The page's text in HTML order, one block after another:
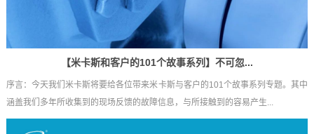
【米卡斯和客户的101个故事系列】不可忽...
序言：今天我们米卡斯将要给各位带来米卡斯与客户的101个故事系列专题。其中
涵盖我们多年所收集到的现场反馈的故障信息，与所接触到的容易产生...